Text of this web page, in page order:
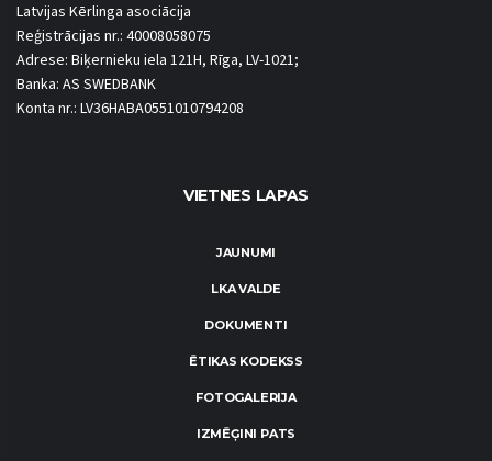
Latvijas Kērlinga asociācija
Reģistrācijas nr.: 40008058075
Adrese: Biķernieku iela 121H, Rīga, LV-1021;
Banka: AS SWEDBANK
Konta nr.: LV36HABA0551010794208
VIETNES LAPAS
JAUNUMI
LKA VALDE
DOKUMENTI
ĒTIKAS KODEKSS
FOTOGALERIJA
IZMĒĢINI PATS